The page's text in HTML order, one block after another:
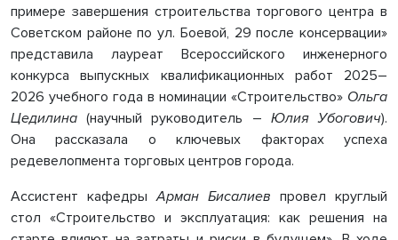
примере завершения строительства торгового центра в
Советском районе по ул. Боевой, 29 после консервации»
представила лауреат Всероссийского инженерного
конкурса выпускных квалификационных работ 2025–
2026 учебного года в номинации «Строительство» Ольга
Цедилина(научный руководитель – Юлия Убогович).
Она рассказала о ключевых факторах успеха
редевелопмента торговых центров города.
Ассистент кафедрыАрман Бисалиев провел круглый
стол «Строительство и эксплуатация: как решения на